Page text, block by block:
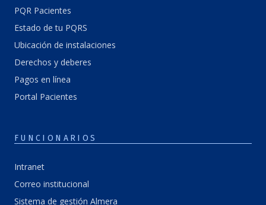
PQR Pacientes
Estado de tu PQRS
Ubicación de instalaciones
Derechos y deberes
Pagos en línea
Portal Pacientes
FUNCIONARIOS
Intranet
Correo institucional
Sistema de gestión Almera